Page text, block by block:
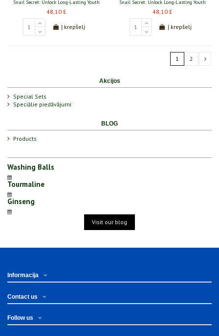
Snail Secret: Unlock Long‑Lasting Youth
48,10 £
Į krepšelį
Snail Secret: Unlock Long‑Lasting Youth
48,10 £
Į krepšelį
1 2
Akcijos
Special Sets
Speciālie piedāvājumi
BLOG
Products
Washing Balls
Tourmaline
Ginseng
Visit our blog
Informacija
Contact us
Follow us